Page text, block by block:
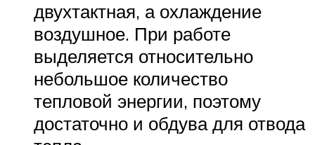
двухтактная, а охлаждение
воздушное. При работе
выделяется относительно
небольшое количество
тепловой энергии, поэтому
достаточно и обдува для отвода